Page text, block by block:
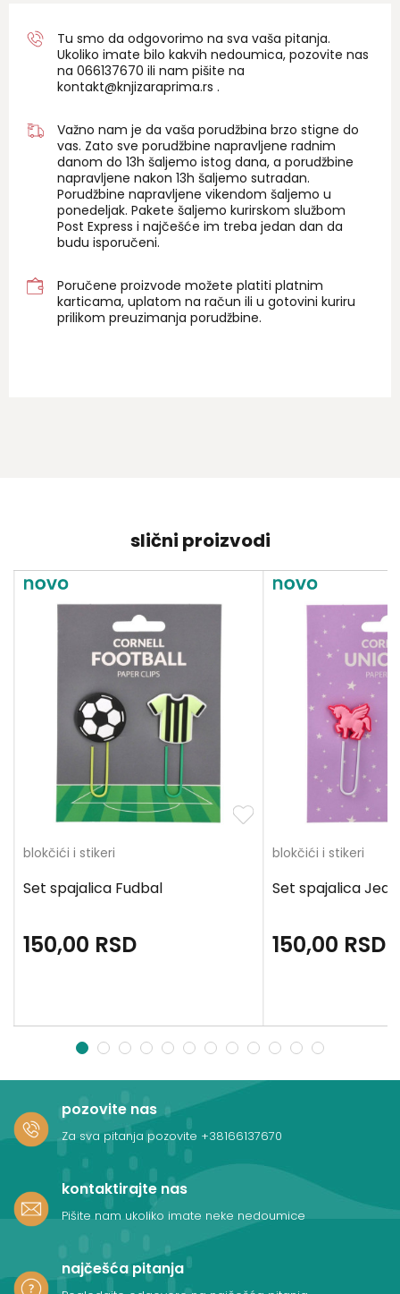
Tu smo da odgovorimo na sva vaša pitanja.
Ukoliko imate bilo kakvih nedoumica, pozovite nas
na 066137670 ili nam pišite na
kontakt@knjizaraprima.rs .
Važno nam je da vaša porudžbina brzo stigne do
vas. Zato sve porudžbine napravljene radnim
danom do 13h šaljemo istog dana, a porudžbine
napravljene nakon 13h šaljemo sutradan.
Porudžbine napravljene vikendom šaljemo u
ponedeljak. Pakete šaljemo kurirskom službom
Post Express i najčešće im treba jedan dan da
budu isporučeni.
Poručene proizvode možete platiti platnim
karticama, uplatom na račun ili u gotovini kuriru
prilikom preuzimanja porudžbine.
slični proizvodi
blokčići i stikeri
Set spajalica Fudbal
150,00 RSD
blokčići i stikeri
Set spajalica
150,00 RSD
1 2 3 4 5 6 7 8 9 10 11 12
pozovite nas
Za sva pitanja pozovite +38166137670
kontaktirajte nas
Pišite nam ukoliko imate neke nedoumice
najčešća pitanja